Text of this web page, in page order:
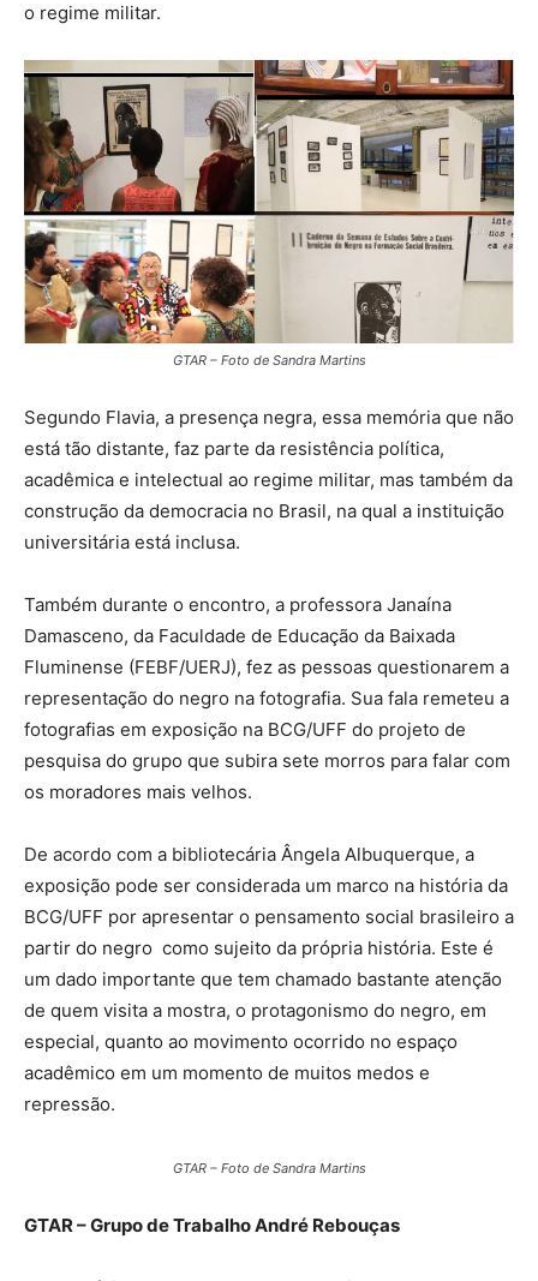
o regime militar.
GTAR – Foto de Sandra Martins
Segundo Flavia, a presença negra, essa memória que não
está tão distante, faz parte da resistência política,
acadêmica e intelectual ao regime militar, mas também da
construção da democracia no Brasil, na qual a instituição
universitária está inclusa.
Também durante o encontro, a professora Janaína
Damasceno, da Faculdade de Educação da Baixada
Fluminense (FEBF/UERJ), fez as pessoas questionarem a
representação do negro na fotografia. Sua fala remeteu a
fotografias em exposição na BCG/UFF do projeto de
pesquisa do grupo que subira sete morros para falar com
os moradores mais velhos.
De acordo com a bibliotecária Ângela Albuquerque, a
exposição pode ser considerada um marco na história da
BCG/UFF por apresentar o pensamento social brasileiro a
partir do negro como sujeito da própria história. Este é
um dado importante que tem chamado bastante atenção
de quem visita a mostra, o protagonismo do negro, em
especial, quanto ao movimento ocorrido no espaço
acadêmico em um momento de muitos medos e
repressão.
GTAR – Foto de Sandra Martins
GTAR – Grupo de Trabalho André Rebouças